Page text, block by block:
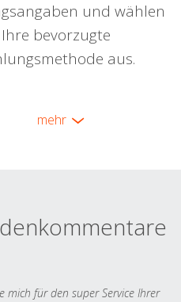
und wählen
Ihre bevorzugte
aus.
mehr
mich für den super Service Ihrer